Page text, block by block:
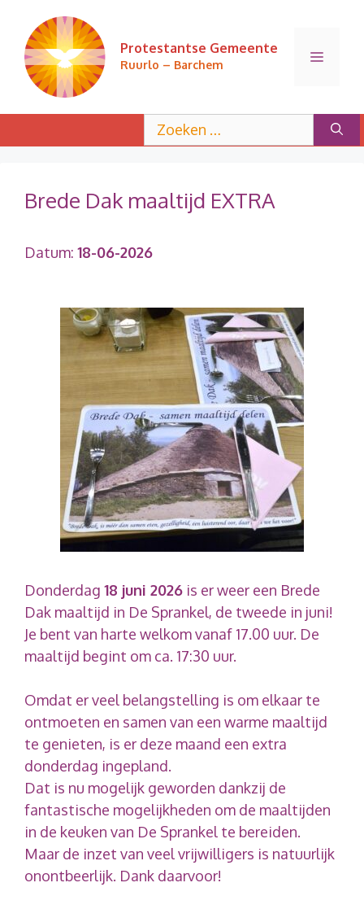
inhoud
Protestantse Gemeente
Ruurlo – Barchem
Menu
naar:
Brede Dak maaltijd EXTRA
Datum: 18-06-2026
Donderdag 18 juni 2026 is er weer een Brede
Dak maaltijd in De Sprankel, de tweede in juni!
Je bent van harte welkom vanaf 17.00 uur. De
maaltijd begint om ca. 17:30 uur.
Omdat er veel belangstelling is om elkaar te
ontmoeten en samen van een warme maaltijd
te genieten, is er deze maand een extra
donderdag ingepland.
Dat is nu mogelijk geworden dankzij de
fantastische mogelijkheden om de maaltijden
in de keuken van De Sprankel te bereiden.
Maar de inzet van veel vrijwilligers is natuurlijk
onontbeerlijk. Dank daarvoor!